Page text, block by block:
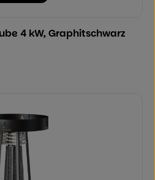
4 kW, Graphitschwarz